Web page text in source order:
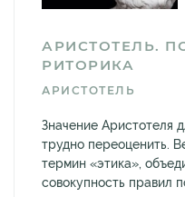
АРИСТОТЕЛЬ.
РИТОРИКА
АРИСТОТЕЛЬ
Значение Аристотеля
трудно переоценить.
термин «этика»,
совокупность правил